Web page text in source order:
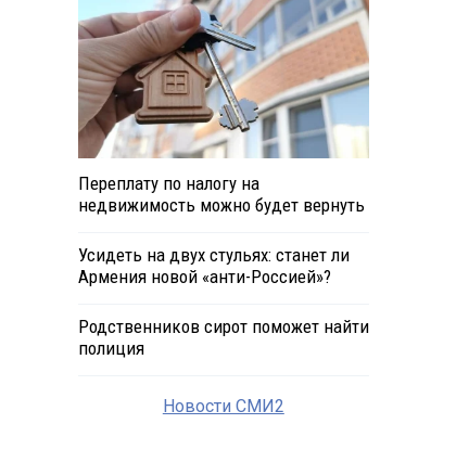
Переплату по налогу на
недвижимость можно будет вернуть
Усидеть на двух стульях: станет ли
Армения новой «анти-Россией»?
Родственников сирот поможет найти
полиция
Новости СМИ2